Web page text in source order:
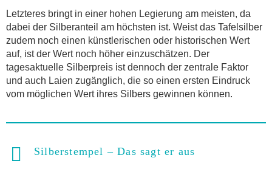
Letzteres bringt in einer hohen Legierung am meisten, da
dabei der Silberanteil am höchsten ist. Weist das Tafelsilber
zudem noch einen künstlerischen oder historischen Wert
auf, ist der Wert noch höher einzuschätzen. Der
tagesaktuelle Silberpreis ist dennoch der zentrale Faktor
und auch Laien zugänglich, die so einen ersten Eindruck
vom möglichen Wert ihres Silbers gewinnen können.
Silberstempel – Das sagt er aus